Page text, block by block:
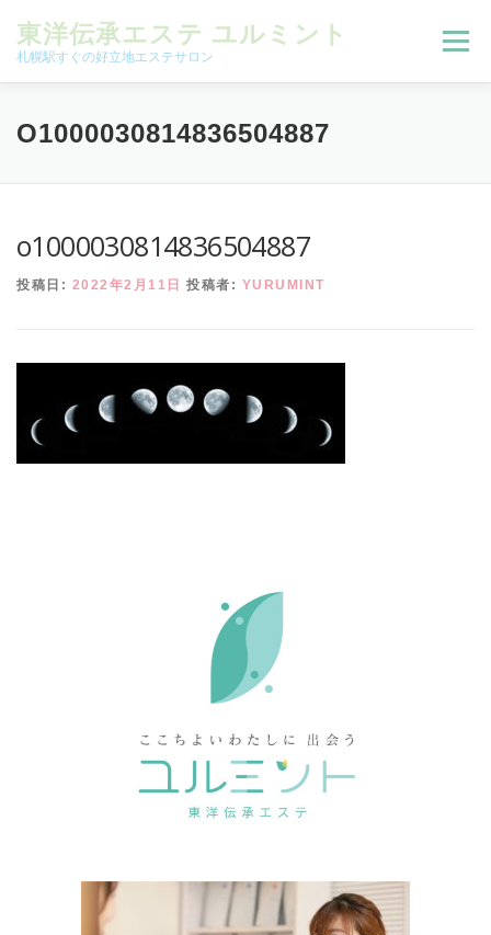
東洋伝承エステ ユルミント
札幌駅すぐの好立地エステサロン
メニュー
初回限定お試しコース（ご新規様限定）
オンラインメニュー アクセス よくある質問
O1000030814836504887
o1000030814836504887
投稿日: 2022年2月11日 投稿者: YURUMINT